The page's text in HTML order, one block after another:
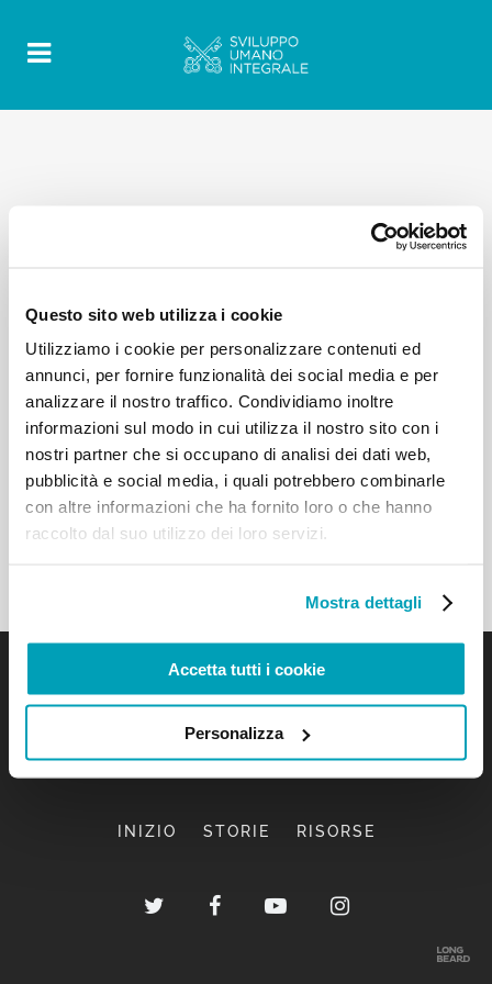
Questo sito web utilizza i cookie
Utilizziamo i cookie per personalizzare contenuti ed
annunci, per fornire funzionalità dei social media e per
analizzare il nostro traffico. Condividiamo inoltre
informazioni sul modo in cui utilizza il nostro sito con i
nostri partner che si occupano di analisi dei dati web,
pubblicità e social media, i quali potrebbero combinarle
con altre informazioni che ha fornito loro o che hanno
raccolto dal suo utilizzo dei loro servizi.
Mostra dettagli
Accetta tutti i cookie
Personalizza
INIZIO STORIE RISORSE